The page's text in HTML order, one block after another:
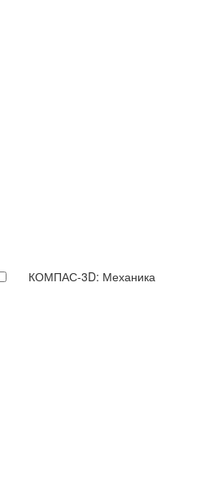
КОМПАС-3D: Механика